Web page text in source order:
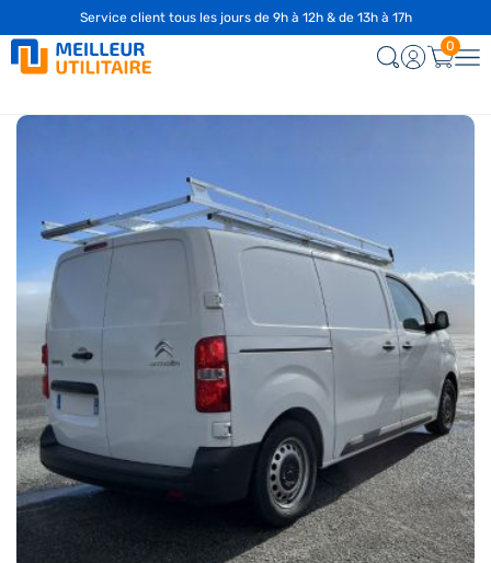
Service client tous les jours de 9h à 12h & de 13h à 17h
0